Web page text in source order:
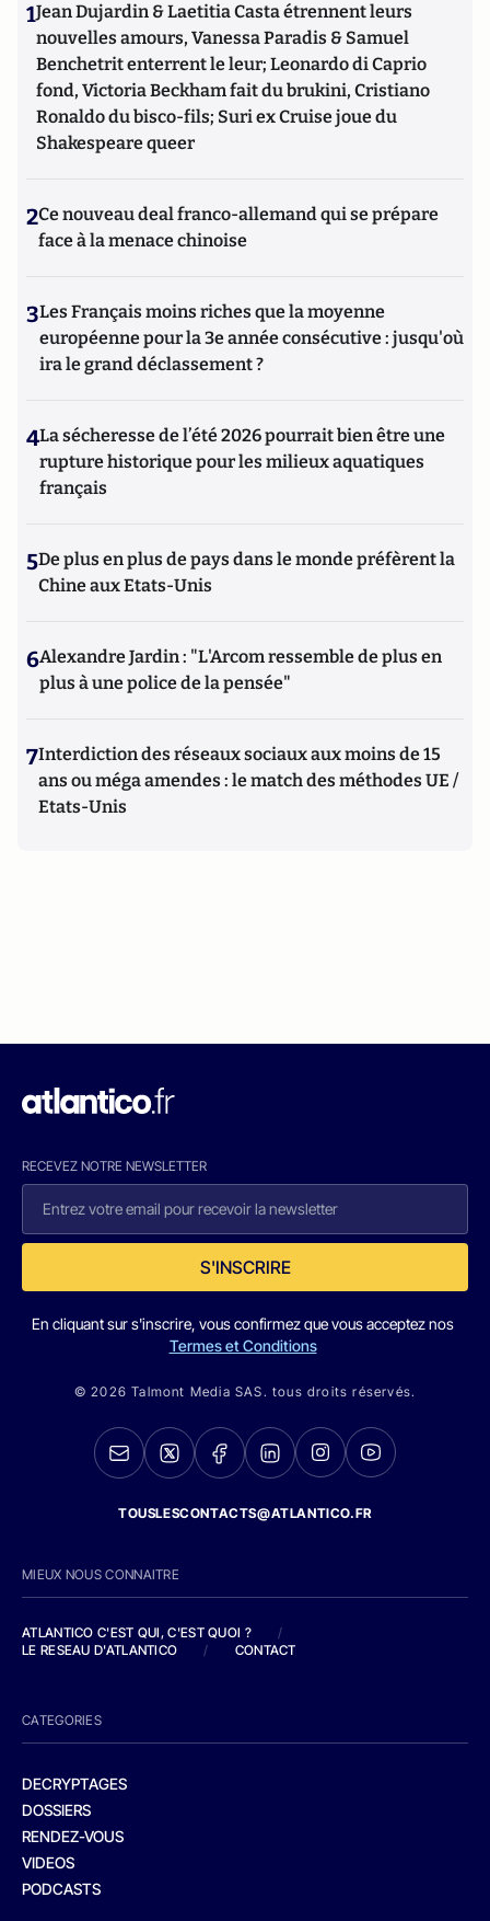
1Jean Dujardin & Laetitia Casta étrennent leurs
nouvelles amours, Vanessa Paradis & Samuel
Benchetrit enterrent le leur; Leonardo di Caprio
fond, Victoria Beckham fait du brukini, Cristiano
Ronaldo du bisco-fils; Suri ex Cruise joue du
Shakespeare queer
2Ce nouveau deal franco-allemand qui se prépare
face à la menace chinoise
3Les Français moins riches que la moyenne
européenne pour la 3e année consécutive : jusqu'où
ira le grand déclassement ?
4La sécheresse de l’été 2026 pourrait bien être une
rupture historique pour les milieux aquatiques
français
5De plus en plus de pays dans le monde préfèrent la
Chine aux Etats-Unis
6Alexandre Jardin : "L'Arcom ressemble de plus en
plus à une police de la pensée"
7Interdiction des réseaux sociaux aux moins de 15
ans ou méga amendes : le match des méthodes UE /
Etats-Unis
RECEVEZ NOTRE NEWSLETTER
S'INSCRIRE
En cliquant sur s'inscrire, vous confirmez que vous acceptez nos
Termes et Conditions
© 2026 Talmont Media SAS. tous droits réservés.
TOUSLESCONTACTS@ATLANTICO.FR
MIEUX NOUS CONNAITRE
ATLANTICO C'EST QUI, C'EST QUOI ?
/
LE RESEAU D'ATLANTICO
/ CONTACT
CATEGORIES
DECRYPTAGES
DOSSIERS
RENDEZ-VOUS
VIDEOS
PODCASTS